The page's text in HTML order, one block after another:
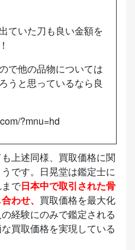
ていた刀も良い金額を
で他の品物については
うと思っているなら良
?mnu=hd
上述同様、買取価格に関
です。日晃堂は鑑定士に
で日本中で取引された骨
わせ、 買取価格を最大化
経験にのみで鑑定される
買取価格を実現している